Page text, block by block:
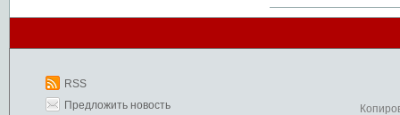
RSS
Предложить новость